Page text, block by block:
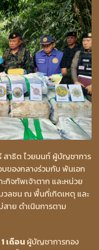
สาธิต ไวยนนท์ ผู้บัญชาการ
ของกลางร่วมกับ พันเอก
จทัพเจ้าตาก และหน่วย
วลชน ณ พื้นที่เกิดเหตุ และ
าย ดำเนินการตาม
เดือน ผู้บัญชาการกอง